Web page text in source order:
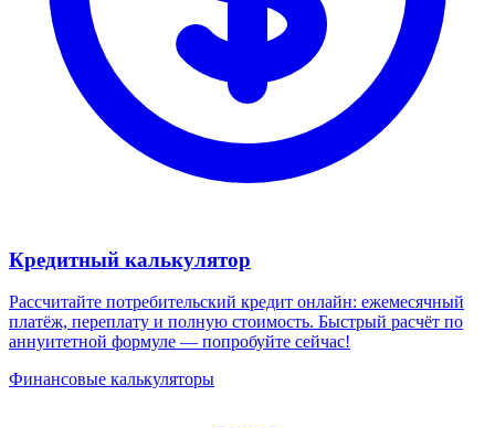
Кредитный калькулятор
Рассчитайте потребительский кредит онлайн: ежемесячный
платёж, переплату и полную стоимость. Быстрый расчёт по
аннуитетной формуле — попробуйте сейчас!
Финансовые калькуляторы